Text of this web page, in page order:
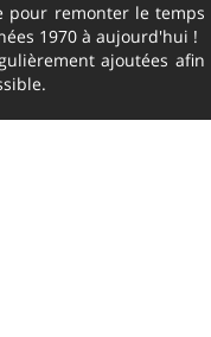
pour remonter le temps
1970 à aujourd'hui !
ajoutées afin